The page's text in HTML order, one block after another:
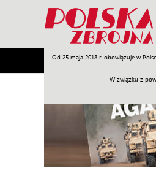
Od 25 maja 2018 r. obowiązuje w
W związku z
Armia Poligon Sprzęt